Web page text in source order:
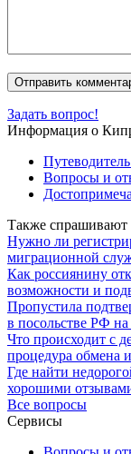
Задать вопрос!
Информация о
Вопросы и
Также спрашивают
Нужно ли
миграционной
Как россиянину
возможности и
Пропустила
в посольстве РФ
Что происходит с
процедура обмена
Где найти
хорошими
Все вопросы
Сервисы